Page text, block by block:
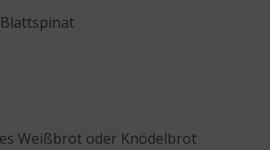
Weißbrot oder Knödelbrot